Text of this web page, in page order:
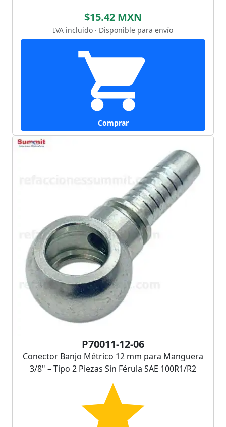
$15.42 MXN
IVA incluido · Disponible para envío
Comprar
P70011-12-06
Conector Banjo Métrico 12 mm para Manguera
3/8" – Tipo 2 Piezas Sin Férula SAE 100R1/R2